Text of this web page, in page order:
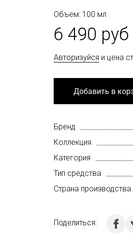
Объем: 100 мл
6 490 руб
Авторизуйся и цена
Добавить в
Бренд
Коллекция
Категория
Тип средства
Страна производства
Поделиться: